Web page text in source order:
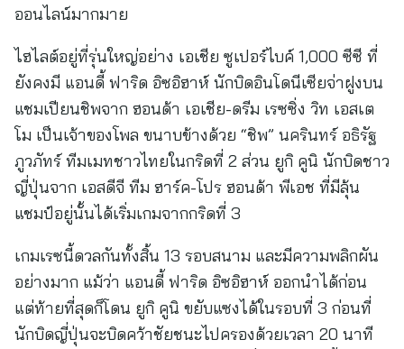
ออนไลน์มากมาย
ไฮไลต์อยู่ที่รุ่นใหญ่อย่าง เอเชีย ซูเปอร์ไบค์ 1,000 ซีซี ที่
ยังคงมี แอนดี้ ฟาริด อิซอิฮาห์ นักบิดอินโดนีเซียจ่าฝูงบน
แชมเปียนชิพจาก ฮอนด้า เอเชีย-ดรีม เรซซิ่ง วิท เอสเต
โม เป็นเจ้าของโพล ขนาบข้างด้วย “ชิพ” นครินทร์ อธิรัฐ
ภูวภัทร์ ทีมเมทชาวไทยในกริดที่ 2 ส่วน ยูกิ คูนิ นักบิดชาว
ญี่ปุ่นจาก เอสดีจี ทีม ฮาร์ค-โปร ฮอนด้า พีเอช ที่มีลุ้น
แชมป์อยู่นั้นได้เริ่มเกมจากกริดที่ 3
เกมเรซนี้ดวลกันทั้งสิ้น 13 รอบสนาม และมีความพลิกผัน
อย่างมาก แม้ว่า แอนดี้ ฟาริด อิซอิฮาห์ ออกนำได้ก่อน
แต่ท้ายที่สุดก็โดน ยูกิ คูนิ ขยับแซงได้ในรอบที่ 3 ก่อนที่
นักบิดญี่ปุ่นจะบิดคว้าชัยชนะไปครองด้วยเวลา 20 นาที